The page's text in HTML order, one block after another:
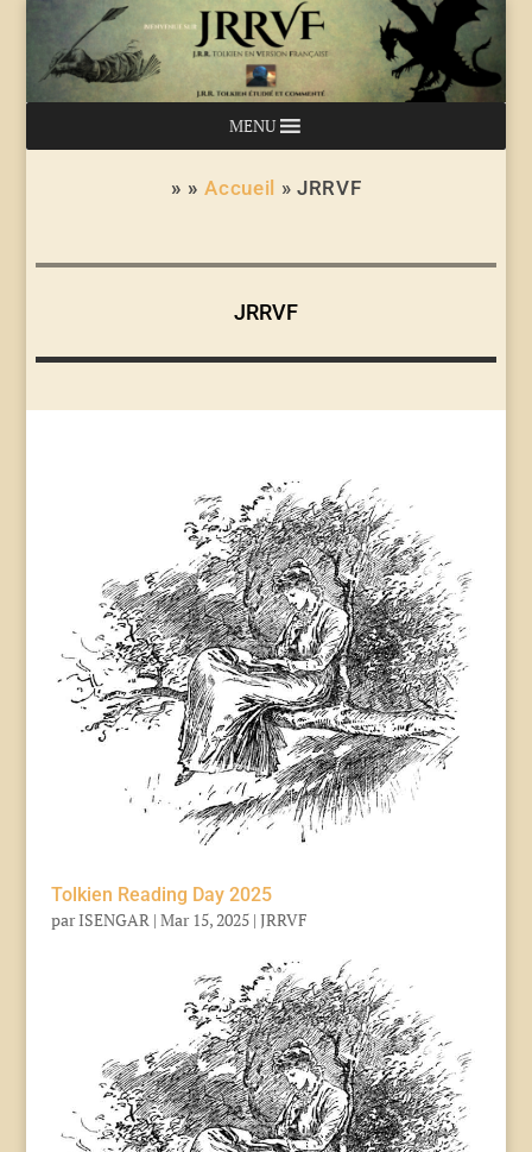
MENU
» » Accueil »JRRVF
JRRVF
Tolkien Reading Day 2025
parISENGAR | Mar 15, 2025| JRRVF